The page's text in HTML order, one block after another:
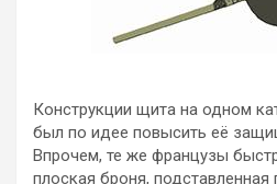
Конструкции щита на одном
был по идее повысить её
Впрочем, те же французы
плоская броня,